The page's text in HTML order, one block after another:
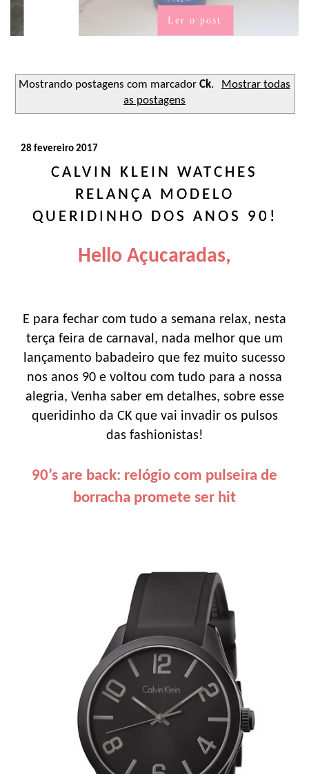
Ler o post
Mostrando postagens com marcadorCk.
Mostrar todas
as postagens
28 fevereiro 2017
CALVIN KLEIN WATCHES
RELANÇA MODELO
QUERIDINHO DOS ANOS 90!
Hello Açucaradas,
E para fechar com tudo a semana relax, nesta
terça feira de carnaval, nada melhor que um
lançamento babadeiro que fez muito sucesso
nos anos 90 e voltou com tudo para a nossa
alegria, Venha saber em detalhes, sobre esse
queridinho da CK que vai invadir os pulsos
das fashionistas!
90’s are back: relógio com pulseira de
borracha promete ser hit